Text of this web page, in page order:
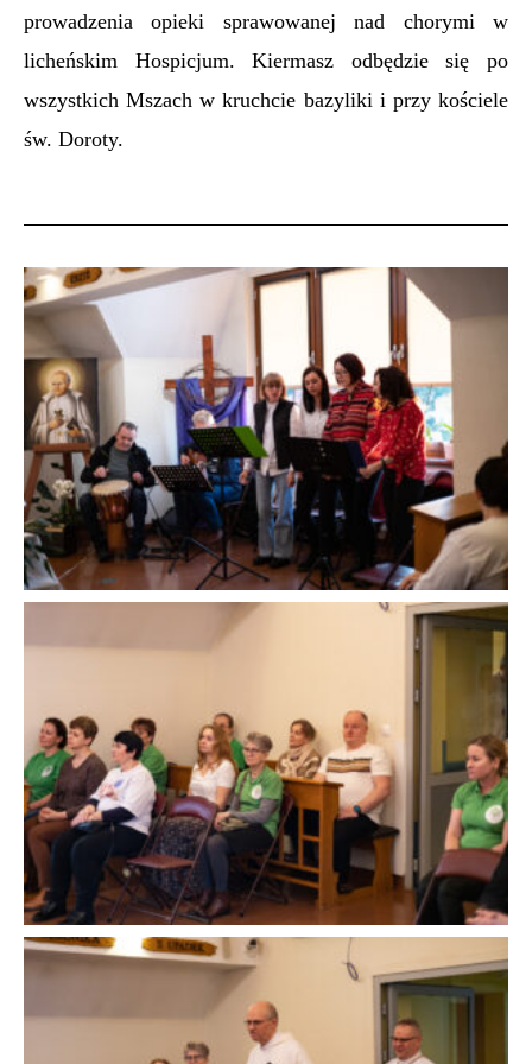
prowadzenia opieki sprawowanej nad chorymi w
licheńskim Hospicjum. Kiermasz odbędzie się po
wszystkich Mszach w kruchcie bazyliki i przy kościele
św. Doroty.